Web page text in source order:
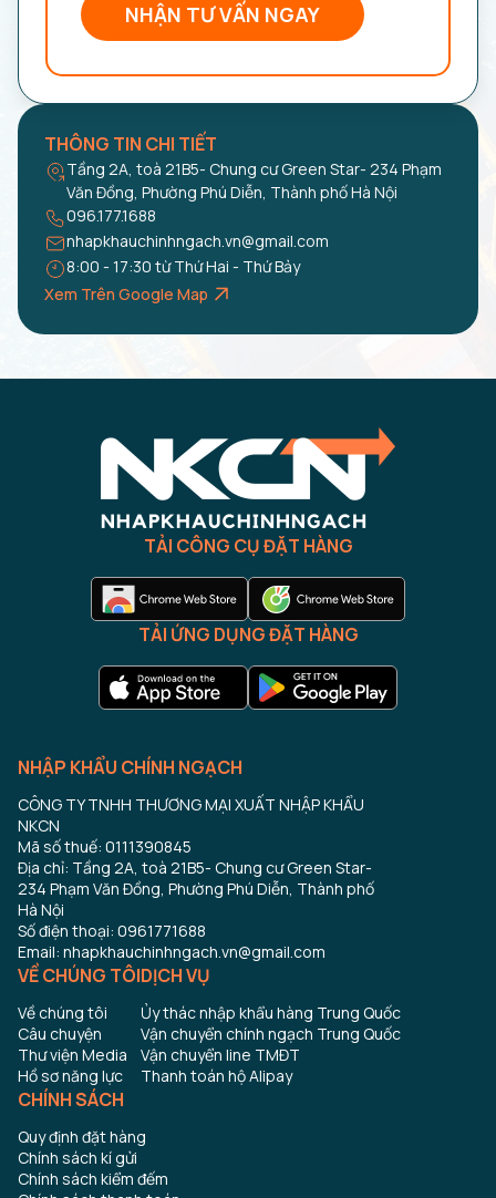
THÔNG TIN CHI TIẾT
Tầng 2A, toà 21B5- Chung cư Green Star- 234 Phạm
Văn Đồng, Phường Phú Diễn, Thành phố Hà Nội
096.177.1688
nhapkhauchinhngach.vn@gmail.com
8:00 - 17:30 từ Thứ Hai - Thứ Bảy
Xem Trên Google Map
NHẬN TƯ VẤN NGAY
TẢI CÔNG CỤ ĐẶT HÀNG
TẢI ỨNG DỤNG ĐẶT HÀNG
NHẬP KHẨU CHÍNH NGẠCH
CÔNG TY TNHH THƯƠNG MẠI XUẤT NHẬP KHẨU
NKCN
Mã số thuế: 0111390845
Địa chỉ: Tầng 2A, toà 21B5- Chung cư Green Star-
234 Phạm Văn Đồng, Phường Phú Diễn, Thành phố
Hà Nội
Số điện thoại: 0961771688
Email: nhapkhauchinhngach.vn@gmail.com
VỀ CHÚNG TÔI
Về chúng tôi
Câu chuyện
Thư viện Media
Hồ sơ năng lực
DỊCH VỤ
Ủy thác nhập khẩu hàng Trung Quốc
Vận chuyển chính ngạch Trung Quốc
Vận chuyển line TMĐT
Thanh toán hộ Alipay
CHÍNH SÁCH
Quy định đặt hàng
Chính sách kí gửi
Chính sách kiểm đếm